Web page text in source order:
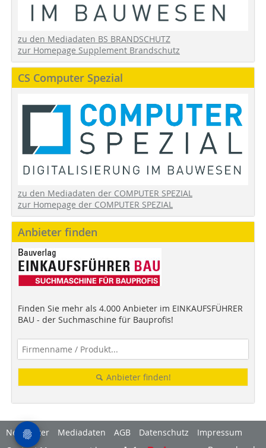
zu den Mediadaten BS BRANDSCHUTZ
zur Homepage Supplement Brandschutz
CS Computer Spezial
zu den Mediadaten der COMPUTER SPEZIAL
zur Homepage der COMPUTER SPEZIAL
Anbieter finden
Finden Sie mehr als 4.000 Anbieter im EINKAUFSFÜHRER
BAU - der Suchmaschine für Bauprofis!
Anbieter finden!
Newsletter Mediadaten AGB Datenschutz
Impressum